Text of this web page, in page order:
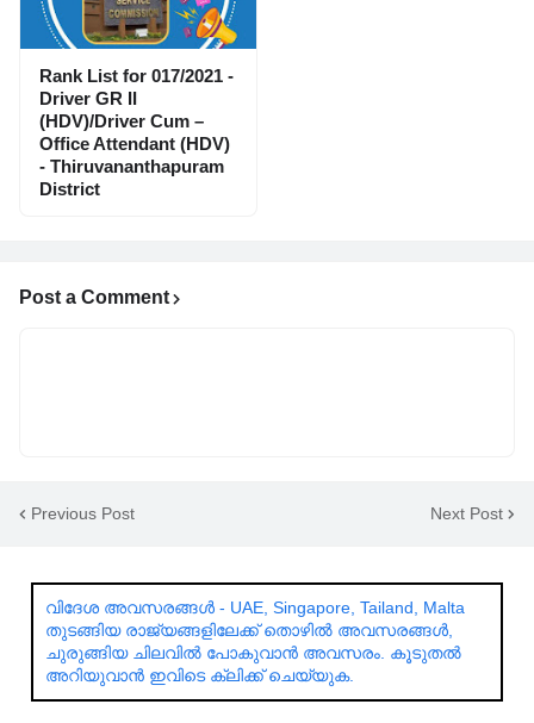
Rank List for 017/2021 -
Driver GR II
(HDV)/Driver Cum –
Office Attendant (HDV)
- Thiruvananthapuram
District
Post a Comment
Previous Post Next Post
വിദേശ അവസരങ്ങൾ - UAE, Singapore, Tailand, Malta
തുടങ്ങിയ രാജ്യങ്ങളിലേക്ക് തൊഴിൽ അവസരങ്ങൾ,
ചുരുങ്ങിയ ചിലവിൽ പോകുവാൻ അവസരം. കൂടുതൽ
അറിയുവാൻ ഇവിടെ ക്ലിക്ക് ചെയ്യുക.